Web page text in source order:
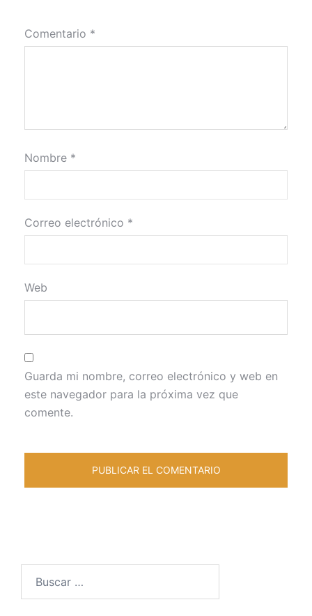
Comentario *
Nombre *
Correo electrónico *
Web
Guarda mi nombre, correo electrónico y web en
este navegador para la próxima vez que
comente.